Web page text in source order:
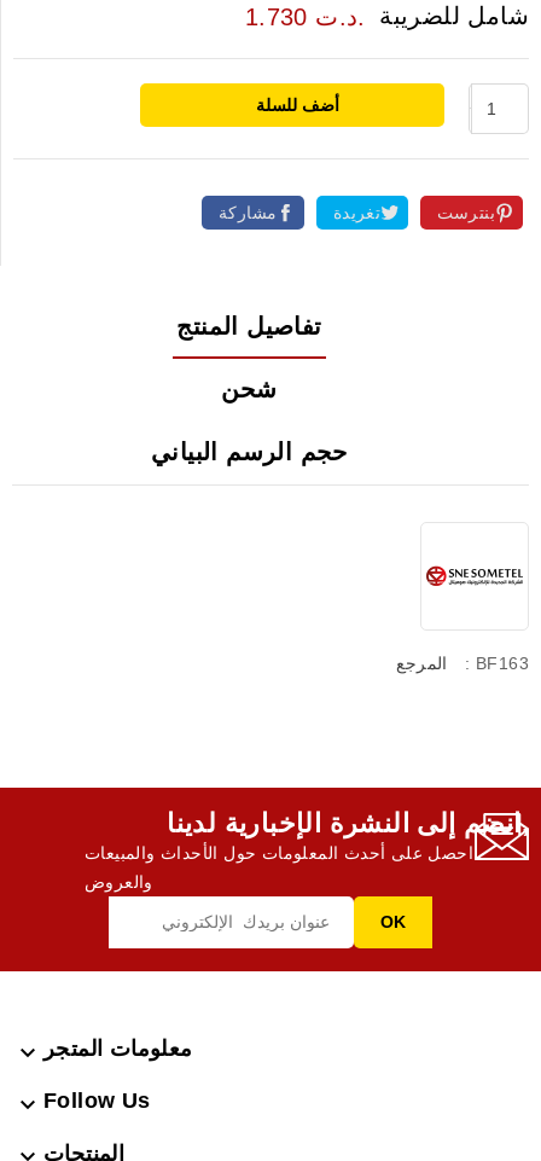
1.730 د.ت. شامل للضريبة
أضف للسلة
مشاركة تغريدة بنترست
تفاصيل المنتج
شحن
حجم الرسم البياني
المرجع : BF163
انضم إلى النشرة الإخبارية لدينا,
احصل على أحدث المعلومات حول الأحداث والمبيعات
والعروض
معلومات المتجر 
Follow Us

المنتجات